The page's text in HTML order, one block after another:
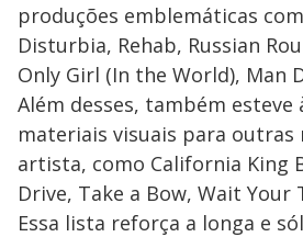
produções emblemáticas
Disturbia, Rehab, Russian
Only Girl (In the World), Man
Além desses, também esteve
materiais visuais para outras
artista, como California King
Drive, Take a Bow, Wait Your
Essa lista reforça a longa e